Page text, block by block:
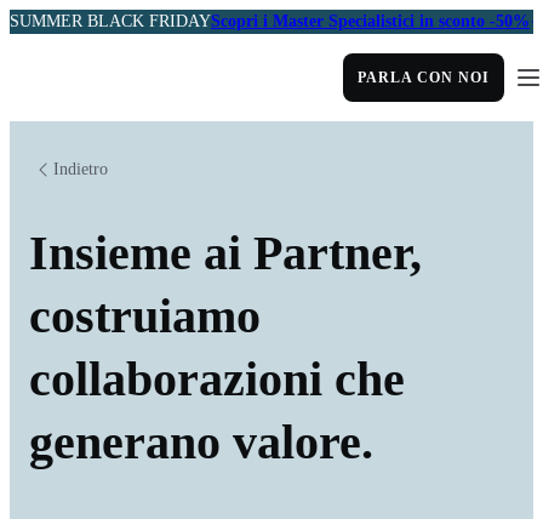
SUMMER BLACK FRIDAYScopri i Master Specialistici in sconto -50%
PARLA CON NOI
Indietro
Insieme ai Partner,
costruiamo
collaborazioni che
generano valore.